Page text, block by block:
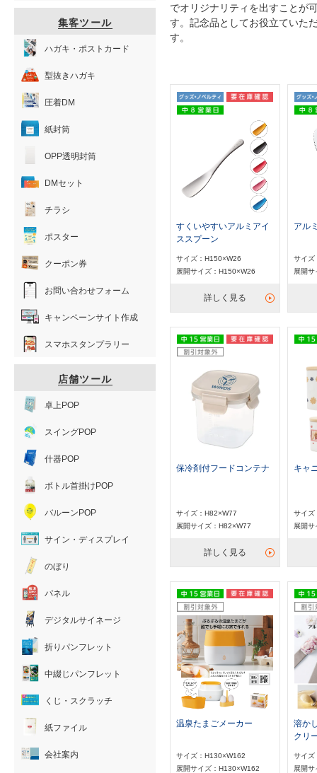
でオリジナリティを出すことが
す。記念品としてお役立ていた
す。
すくいやすいアルミアイ
ススプーン
サイズ：H150×W26
展開サイズ：H150×W26
詳しく見る
アル
サイズ
展開
保冷剤付フードコンテナ
サイズ：H82×W77
展開サイズ：H82×W77
詳しく見る
キャ
サイズ
展開
温泉たまごメーカー
サイズ：H130×W162
展開サイズ：H130×W162
溶か
クリ
サイズ
展開
集客ツール
ハガキ・ポストカード
型抜きハガキ
圧着DM
紙封筒
OPP透明封筒
DMセット
チラシ
ポスター
クーポン券
お問い合わせフォーム
キャンペーンサイト作成
スマホスタンプラリー
店舗ツール
卓上POP
スイングPOP
什器POP
ボトル首掛けPOP
バルーンPOP
サイン・ディスプレイ
のぼり
パネル
デジタルサイネージ
折りパンフレット
中綴じパンフレット
くじ・スクラッチ
紙ファイル
会社案内